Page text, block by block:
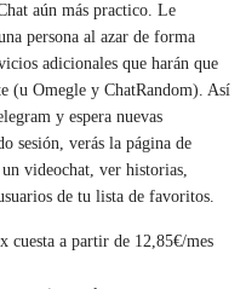
aún más practico. Le
persona al azar de forma
adicionales que harán que
(u Omegle y ChatRandom). Así
y espera nuevas
sesión, verás la página de
videochat, ver historias,
de tu lista de favoritos.
cuesta a partir de 12,85€/mes